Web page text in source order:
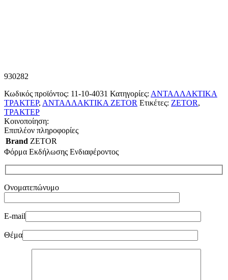
930282
Κωδικός προϊόντος: 11-10-4031 Κατηγορίες: ΑΝΤΑΛΛΑΚΤΙΚΑ
ΤΡΑΚΤΕΡ, ΑΝΤΑΛΛΑΚΤΙΚΑ ZETOR Ετικέτες: ZETOR,
ΤΡΑΚΤΕΡ
Κοινοποίηση:
Επιπλέον πληροφορίες
Brand ZETOR
Φόρμα Εκδήλωσης Ενδιαφέροντος
Ονοματεπώνυμο
E-mail
Θέμα